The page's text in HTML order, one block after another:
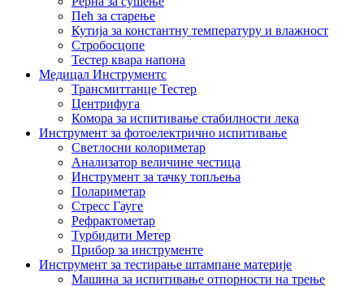
Пећ за старење
Кутија за константну температуру и влажност
Стробосцопе
Тестер квара напона
Медицал Инструментс
Трансмиттанце Тестер
Центрифуга
Комора за испитивање стабилности лека
Инструмент за фотоелектрично испитивање
Светлосни колориметар
Анализатор величине честица
Инструмент за тачку топљења
Полариметар
Стресс Гауге
Рефрактометар
Турбидити Метер
Прибор за инструменте
Инструмент за тестирање штампане материје
Машина за испитивање отпорности на трење